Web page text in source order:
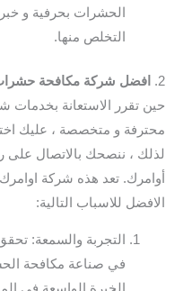
الحشرات بحرفية و
التخلص منها.
2.
افضل شركة مكافحة
حين تقرر الاستعانة
محترفة و متخصصة ، عليك
لذلك ، ننصحك بالاتصال
أوامرك. تعد هذه شركة
الافضل للاسباب التالية:
التجربة والسمعة:
في صناعة مكافحة